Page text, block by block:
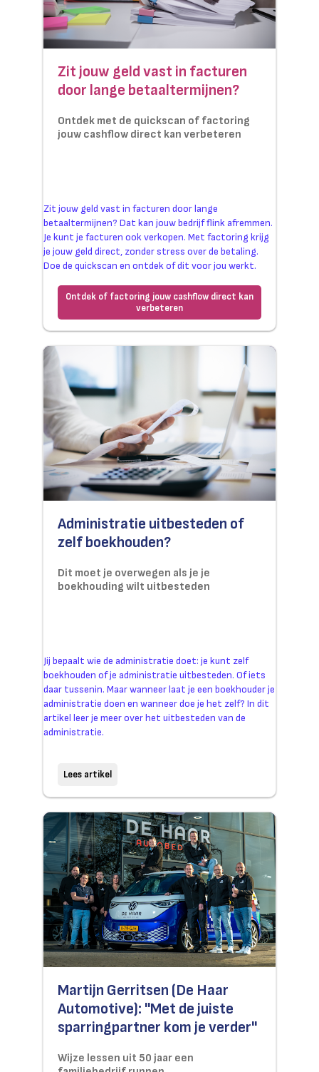
Zit jouw geld vast in facturen
door lange betaaltermijnen?
Ontdek met de quickscan of factoring
jouw cashflow direct kan verbeteren
Zit jouw geld vast in facturen door lange
betaaltermijnen? Dat kan jouw bedrijf flink afremmen.
Je kunt je facturen ook verkopen. Met factoring krijg
je jouw geld direct, zonder stress over de betaling.
Doe de quickscan en ontdek of dit voor jou werkt.
Ontdek of factoring jouw cashflow direct kan
verbeteren
Administratie uitbesteden of
zelf boekhouden?
Dit moet je overwegen als je je
boekhouding wilt uitbesteden
Jij bepaalt wie de administratie doet: je kunt zelf
boekhouden of je administratie uitbesteden. Of iets
daar tussenin. Maar wanneer laat je een boekhouder je
administratie doen en wanneer doe je het zelf? In dit
artikel leer je meer over het uitbesteden van de
administratie.
Lees artikel
Martijn Gerritsen (De Haar
Automotive): "Met de juiste
sparringpartner kom je verder"
Wijze lessen uit 50 jaar een